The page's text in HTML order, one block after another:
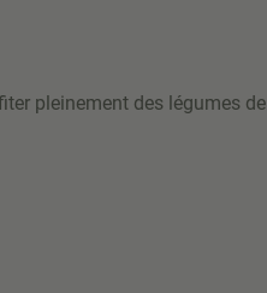
pleinement des légumes de